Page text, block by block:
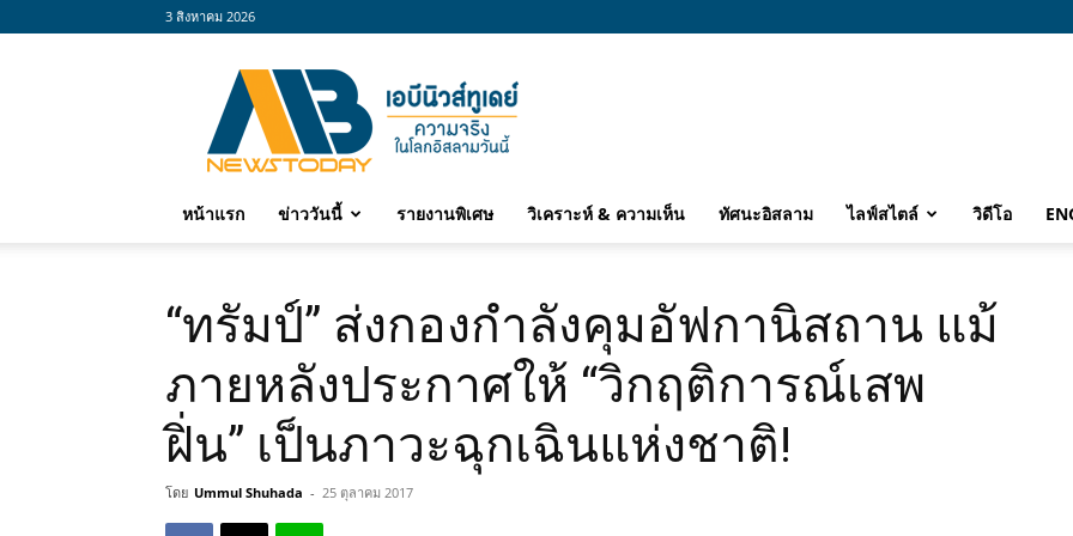
3 สิงหาคม 2026
abnewstoday
หน้าแรก ข่าววันนี้ รายงานพิเศษ วิเคราะห์ & ความเห็น ทัศนะอิสลาม ไลฟ์สไตล์ วิดีโอ
“ทรัมป์” ส่งกองกำลังคุมอัฟกานิสถาน แม้
ภายหลังประกาศให้ “วิกฤติการณ์เสพ
ฝิ่น” เป็นภาวะฉุกเฉินแห่งชาติ!
โดย Ummul Shuhada - 25 ตุลาคม 2017